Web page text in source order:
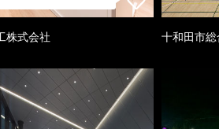
株式会社 十和田市